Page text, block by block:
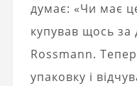
думає: «Чи має
купував щось за
Rossmann.
упаковку і